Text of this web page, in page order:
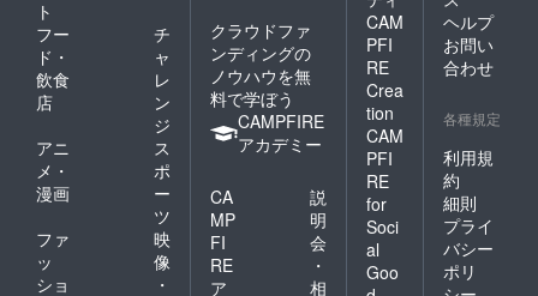
ト
フー
ド・
飲食
店
チ
ャ
レ
ン
ジ
アニ
メ・
漫画
ス
ポ
ー
ツ
ファ
ッ
ショ
映
像
・
クラウドファ
ンディングの
ノウハウを無
料で学ぼう
CAMPFIRE
アカデミー
CA
MP
FI
RE
ア
説
明
会
・
相
CAM
PFI
RE
Crea
tion
CAM
PFI
RE
for
Soci
al
Goo
ヘルプ
お問い
合わせ
各種規定
利用規
約
細則
プライ
バシー
ポリ